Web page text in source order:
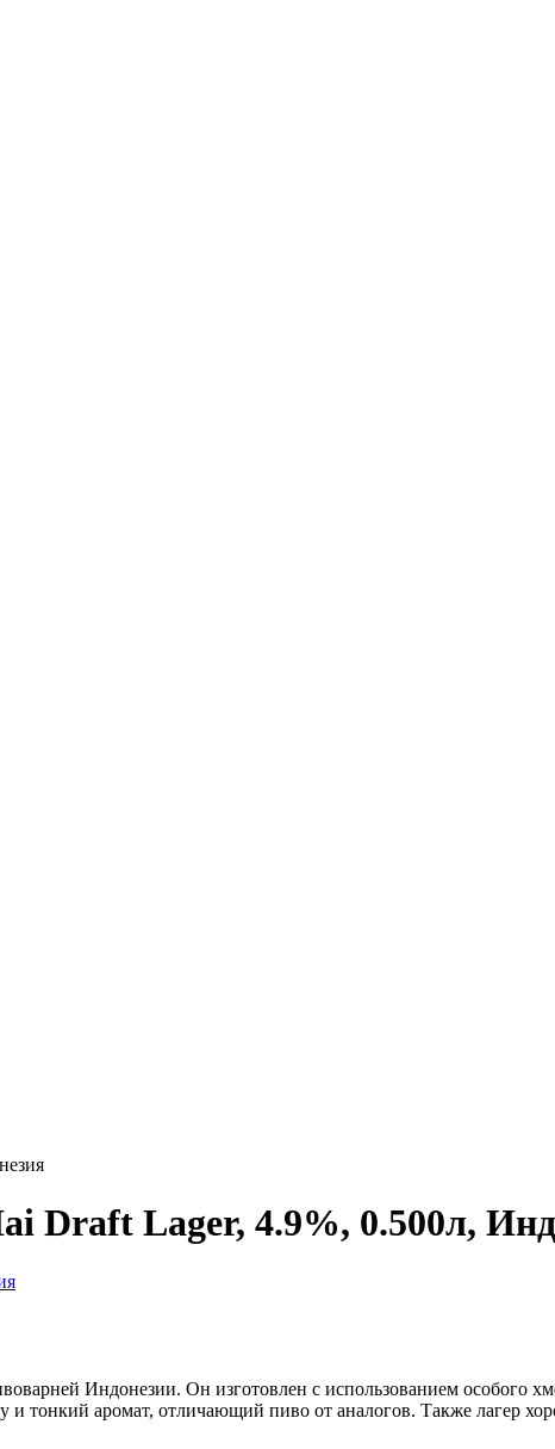
Draft Lager, 4.9%, 0.500л,
Индонезии. Он изготовлен с использованием особого
тонкий аромат, отличающий пиво от аналогов. Также лагер